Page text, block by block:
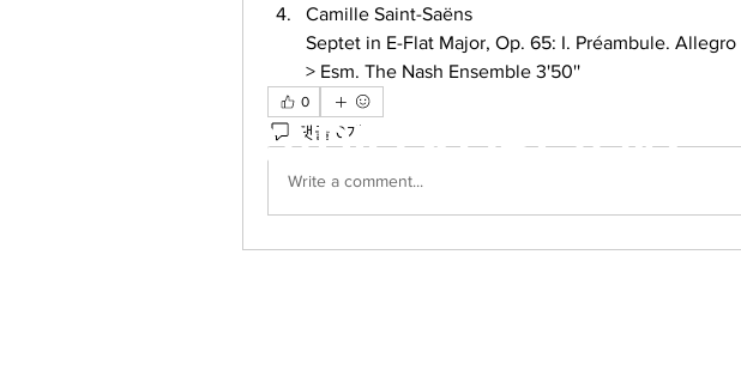
Camille Saint-Saëns
Septet in E-Flat Major, Op. 65: I. Préambule.
> Esm. The Nash Ensemble 3'50''
0
댓글 0개
Write a comment...
RADIO KOREA NY